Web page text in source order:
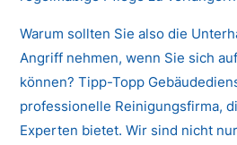
Warum sollten Sie also die
Angriff nehmen, wenn Sie sich
können? Tipp-Topp
professionelle Reinigungsfirma,
Experten bietet. Wir sind nicht